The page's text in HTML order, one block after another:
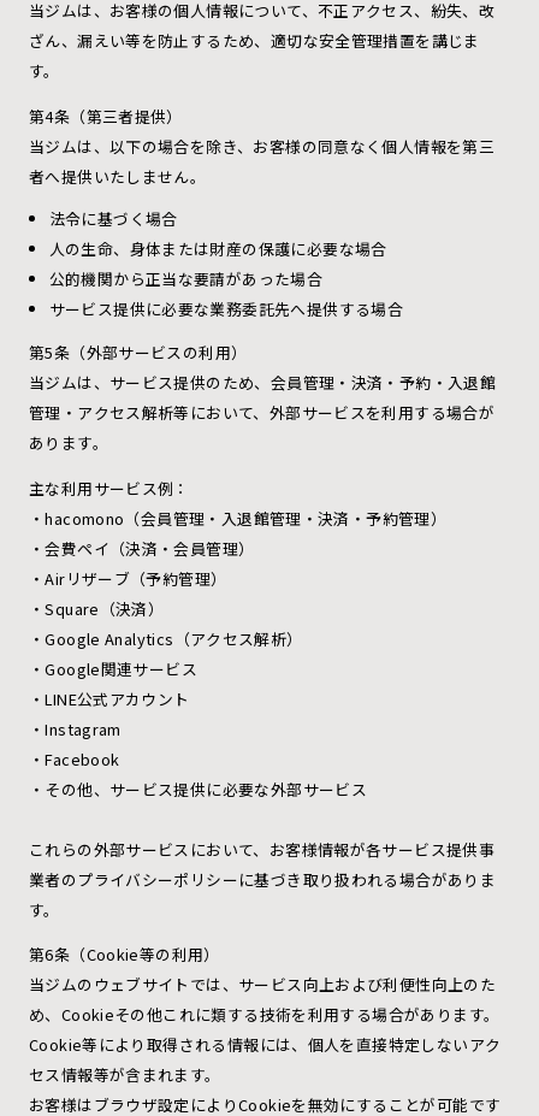
当ジムは、お客様の個人情報について、不正アクセス、紛失、改
ざん、漏えい等を防止するため、適切な安全管理措置を講じま
す。
第4条（第三者提供）
当ジムは、以下の場合を除き、お客様の同意なく個人情報を第三
者へ提供いたしません。
法令に基づく場合
人の生命、身体または財産の保護に必要な場合
公的機関から正当な要請があった場合
サービス提供に必要な業務委託先へ提供する場合
第5条（外部サービスの利用）
当ジムは、サービス提供のため、会員管理・決済・予約・入退館
管理・アクセス解析等において、外部サービスを利用する場合が
あります。
主な利用サービス例：
・hacomono（会員管理・入退館管理・決済・予約管理）
・会費ペイ（決済・会員管理）
・Airリザーブ（予約管理）
・Square（決済）
・Google Analytics（アクセス解析）
・Google関連サービス
・LINE公式アカウント
・Instagram
・Facebook
・その他、サービス提供に必要な外部サービス
これらの外部サービスにおいて、お客様情報が各サービス提供事
業者のプライバシーポリシーに基づき取り扱われる場合がありま
す。
第6条（Cookie等の利用）
当ジムのウェブサイトでは、サービス向上および利便性向上のた
め、Cookieその他これに類する技術を利用する場合があります。
Cookie等により取得される情報には、個人を直接特定しないアク
セス情報等が含まれます。
お客様はブラウザ設定によりCookieを無効にすることが可能です